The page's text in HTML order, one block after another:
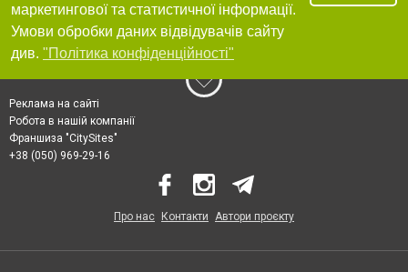
маркетингової та статистичної інформації.
Умови обробки даних відвідувачів сайту
див. "Політика конфіденційності"
Реклама на сайті
Робота в нашій компанії
Франшиза "CitySites"
+38 (050) 969-29-16
Про нас Контакти Автори проєкту